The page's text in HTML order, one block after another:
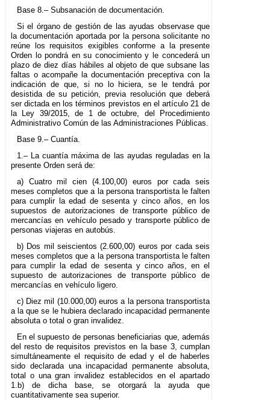
Base 8.– Subsanación de documentación.
Si el órgano de gestión de las ayudas observase que
la documentación aportada por la persona solicitante no
reúne los requisitos exigibles conforme a la presente
Orden lo pondrá en su conocimiento y le concederá un
plazo de diez días hábiles al objeto de que subsane las
faltas o acompañe la documentación preceptiva con la
indicación de que, si no lo hiciera, se le tendrá por
desistida de su petición, previa resolución que deberá
ser dictada en los términos previstos en el artículo 21 de
la Ley 39/2015, de 1 de octubre, del Procedimiento
Administrativo Común de las Administraciones Públicas.
Base 9.– Cuantía.
1.– La cuantía máxima de las ayudas reguladas en la
presente Orden será de:
a) Cuatro mil cien (4.100,00) euros por cada seis
meses completos que a la persona transportista le falten
para cumplir la edad de sesenta y cinco años, en los
supuestos de autorizaciones de transporte público de
mercancías en vehículo pesado y transporte público de
personas viajeras en autobús.
b) Dos mil seiscientos (2.600,00) euros por cada seis
meses completos que a la persona transportista le falten
para cumplir la edad de sesenta y cinco años, en el
supuesto de autorizaciones de transporte público de
mercancías en vehículo ligero.
c) Diez mil (10.000,00) euros a la persona transportista
a la que se le hubiera declarado incapacidad permanente
absoluta o total o gran invalidez.
En el supuesto de personas beneficiarias que, además
del resto de requisitos previstos en la base 3, cumplan
simultáneamente el requisito de edad y el de haberles
sido declarada una incapacidad permanente absoluta,
total o una gran invalidez establecidos en el apartado
1.b) de dicha base, se otorgará la ayuda que
cuantitativamente sea superior.